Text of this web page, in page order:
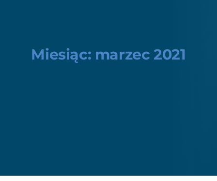
Miesiąc: marzec 2021